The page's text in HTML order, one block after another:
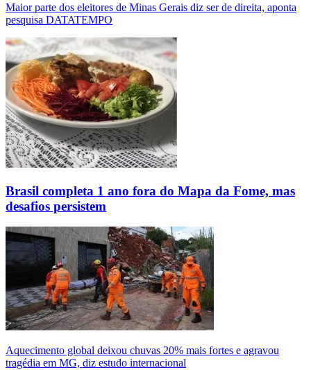
Maior parte dos eleitores de Minas Gerais diz ser de direita, aponta
pesquisa DATATEMPO
Brasil completa 1 ano fora do Mapa da Fome, mas
desafios persistem
Aquecimento global deixou chuvas 20% mais fortes e agravou
tragédia em MG, diz estudo internacional